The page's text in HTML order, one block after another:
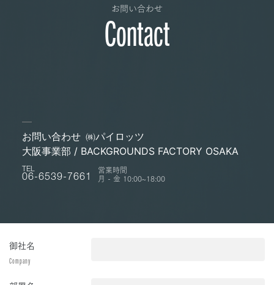
お問い合わせ
Contact
お問い合わせ ㈱パイロッツ
大阪事業部 / BACKGROUNDS FACTORY OSAKA
TEL
06-6539-7661
営業時間
月 - 金 10:00~18:00
御社名
Company